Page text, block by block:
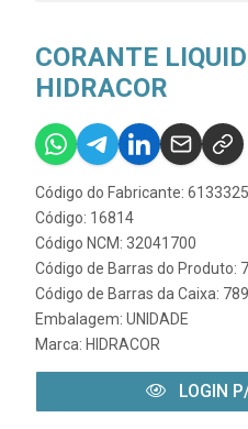
CORANTE
HIDRACOR
Código do Fabricante:
Código: 16814
Código NCM: 32041700
Código de Barras do Produto:
Código de Barras da Caixa:
Embalagem: UNIDADE
Marca: HIDRACOR
LOGIN